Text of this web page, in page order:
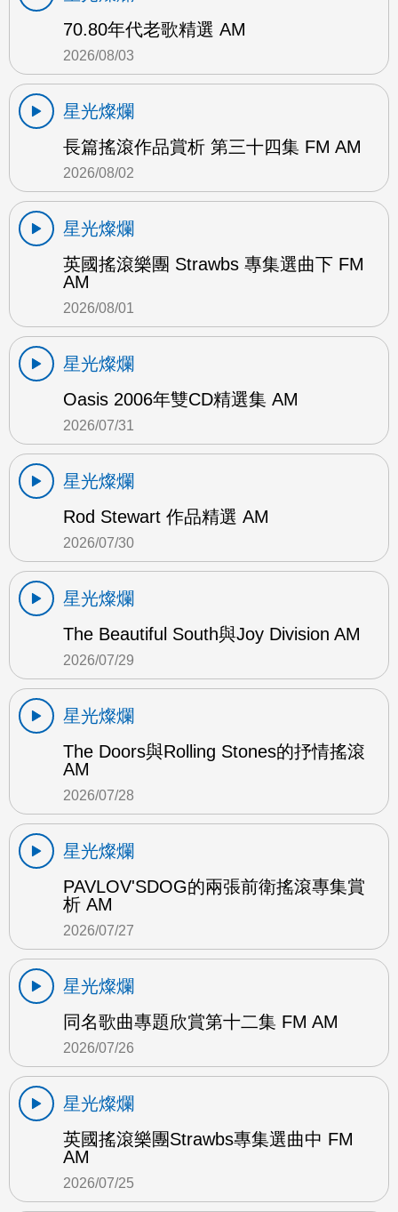
70.80年代老歌精選 AM
2026/08/03
星光燦爛
長篇搖滾作品賞析 第三十四集 FM AM
2026/08/02
星光燦爛
英國搖滾樂團 Strawbs 專集選曲下 FM
AM
2026/08/01
星光燦爛
Oasis 2006年雙CD精選集 AM
2026/07/31
星光燦爛
Rod Stewart 作品精選 AM
2026/07/30
星光燦爛
The Beautiful South與Joy Division AM
2026/07/29
星光燦爛
The Doors與Rolling Stones的抒情搖滾
AM
2026/07/28
星光燦爛
PAVLOV'SDOG的兩張前衛搖滾專集賞
析 AM
2026/07/27
星光燦爛
同名歌曲專題欣賞第十二集 FM AM
2026/07/26
星光燦爛
英國搖滾樂團Strawbs專集選曲中 FM
AM
2026/07/25